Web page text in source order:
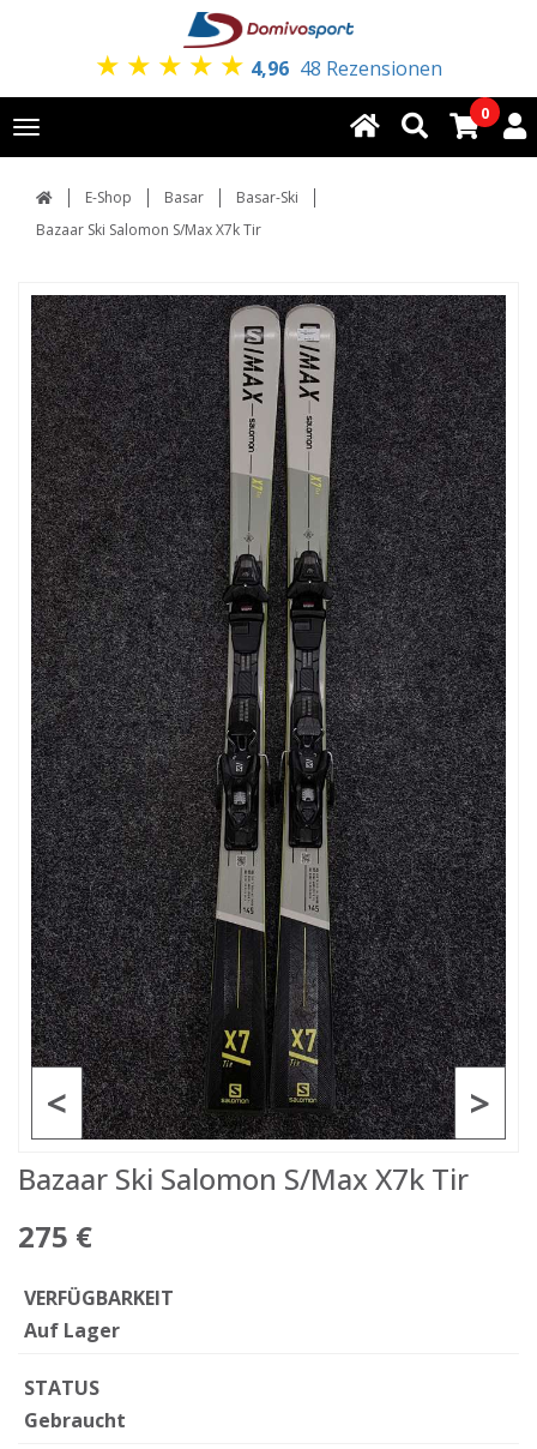
★ ★ ★ ★ ★ 4,96 48 Rezensionen
Toggle
navigation
0
E-Shop Basar
Basar-Ski
Bazaar Ski Salomon S/Max X7k Tir
>
<
Bazaar Ski Salomon S/Max X7k Tir
275 €
VERFÜGBARKEIT
Auf Lager
STATUS
Gebraucht